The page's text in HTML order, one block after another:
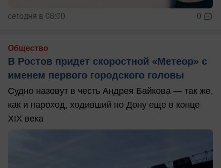
сегодня в 08:00 0
Общество
В Ростов придет скоростной «Метеор» с
именем первого городского головы
Судно назовут в честь Андрея Байкова — так же,
как и пароход, ходивший по Дону еще в конце
XIX века